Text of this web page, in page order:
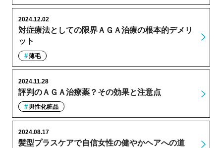
対症療法としての限界ＡＧＡ治療の根本的デメリ
ット
2024.12.02
薄毛
評判のＡＧＡ治療薬？その効果と注意点
2024.11.28
男性化粧品
髪型プラスケアで自信女性の健やかヘアへの道
2024.08.17